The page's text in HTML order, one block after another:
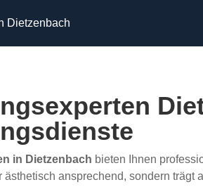
Dietzenbach
in Dietzenbach bieten Ihnen
ästhetisch ansprechend, sondern